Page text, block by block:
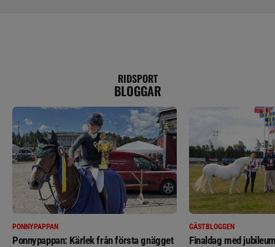
RIDSPORT
BLOGGAR
PONNYPAPPAN
Ponnypappan: Kärlek från första gnägget
GÄSTBLOGGEN
Finaldag med